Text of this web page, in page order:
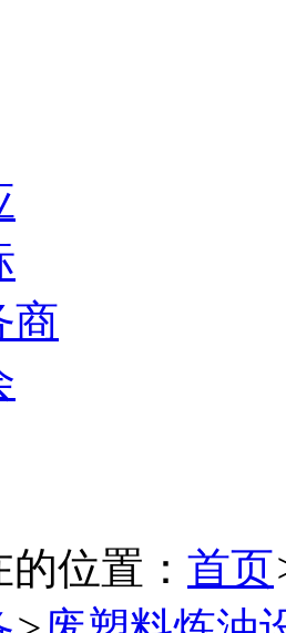
商
位置： 首页